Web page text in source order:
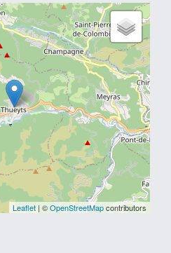
Leaflet | ©OpenStreetMapcontributors